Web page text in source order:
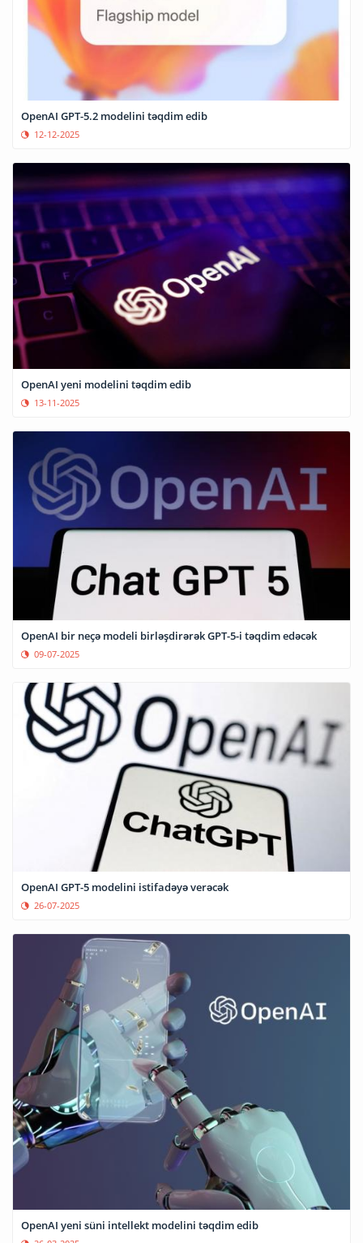
OpenAI GPT-5.2 modelini təqdim edib
12-12-2025
OpenAI yeni modelini təqdim edib
13-11-2025
OpenAI bir neçə modeli birləşdirərək GPT-5-i təqdim edəcək
09-07-2025
OpenAI GPT-5 modelini istifadəyə verəcək
26-07-2025
OpenAI yeni süni intellekt modelini təqdim edib